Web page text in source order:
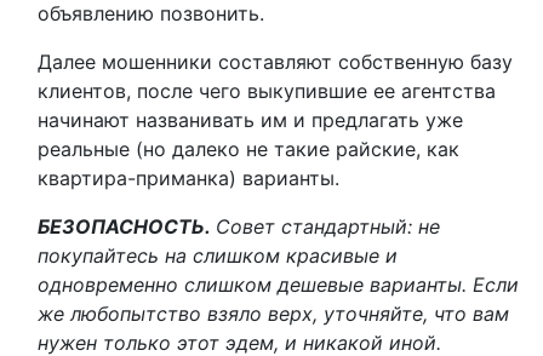
объявлению позвонить.
Далее мошенники составляют собственную базу
клиентов, после чего выкупившие ее агентства
начинают названивать им и предлагать уже
реальные (но далеко не такие райские, как
квартира-приманка) варианты.
БЕЗОПАСНОСТЬ. Совет стандартный: не
покупайтесь на слишком красивые и
одновременно слишком дешевые варианты. Если
же любопытство взяло верх, уточняйте, что вам
нужен только этот эдем, и никакой иной.